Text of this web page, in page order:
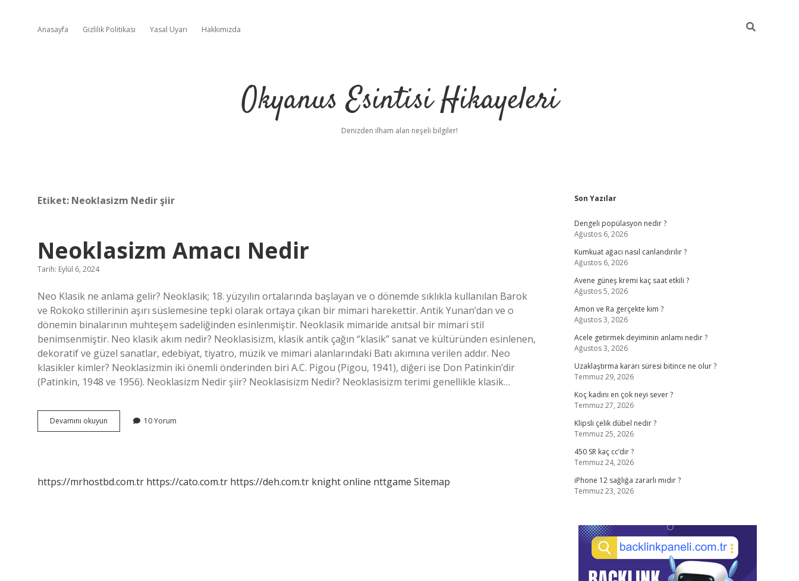
Anasayfa Gizlilik Politikası Yasal Uyarı Hakkımızda
Okyanus Esintisi Hikayeleri
Denizden ilham alan neşeli bilgiler!
Etiket: Neoklasizm Nedir şiir
Neoklasizm Amacı Nedir
Tarih: Eylül 6, 2024
Neo Klasik ne anlama gelir? Neoklasik; 18. yüzyılın ortalarında başlayan ve o dönemde sıklıkla kullanılan Barok
ve Rokoko stillerinin aşırı süslemesine tepki olarak ortaya çıkan bir mimari harekettir. Antik Yunan’dan ve o
dönemin binalarının muhteşem sadeliğinden esinlenmiştir. Neoklasik mimaride anıtsal bir mimari stil
benimsenmiştir. Neo klasik akım nedir? Neoklasisizm, klasik antik çağın “klasik” sanat ve kültüründen esinlenen,
dekoratif ve güzel sanatlar, edebiyat, tiyatro, müzik ve mimari alanlarındaki Batı akımına verilen addır. Neo
klasikler kimler? Neoklasizmin iki önemli önderinden biri A.C. Pigou (Pigou, 1941), diğeri ise Don Patinkin’dir
(Patinkin, 1948 ve 1956). Neoklasizm Nedir şiir? Neoklasisizm Nedir? Neoklasisizm terimi genellikle klasik…
Devamını okuyun Neoklasizm
Amacı
10 Yorum
https://mrhostbd.com.tr https://cato.com.tr https://deh.com.tr knight online nttgame Sitemap
Sidebar
Son Yazılar
Dengeli popülasyon nedir ?
Ağustos 6, 2026
Kumkuat ağacı nasıl canlandırılır ?
Ağustos 6, 2026
Avene güneş kremi kaç saat etkili ?
Ağustos 5, 2026
Amon ve Ra gerçekte kim ?
Ağustos 3, 2026
Acele getirmek deyiminin anlamı nedir ?
Ağustos 3, 2026
Uzaklaştırma kararı süresi bitince ne olur ?
Temmuz 29, 2026
Koç kadını en çok neyi sever ?
Temmuz 27, 2026
Klipsli çelik dübel nedir ?
Temmuz 25, 2026
450 SR kaç cc’dir ?
Temmuz 24, 2026
iPhone 12 sağlığa zararlı mıdır ?
Temmuz 23, 2026